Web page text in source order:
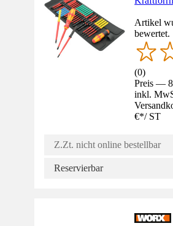
Artikel
bewertet.
(0)
Preis —
inkl.
€*/ ST
Z.Zt. nicht online bestellbar
Reservierbar